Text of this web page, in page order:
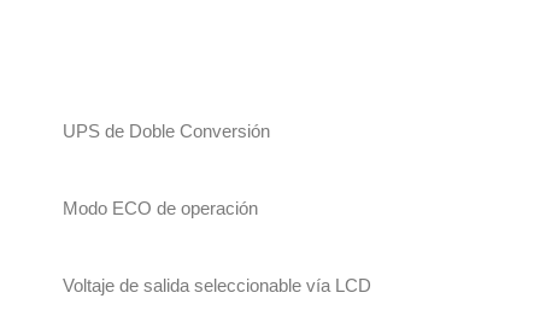
UPS de Doble Conversión
Modo ECO de operación
Voltaje de salida seleccionable vía LCD